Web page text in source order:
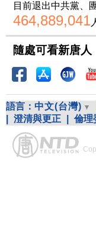
目前退出中共黨、
464,889,041
隨處可看新唐人
語言： 中文(台灣)
澄清與更正 倫理